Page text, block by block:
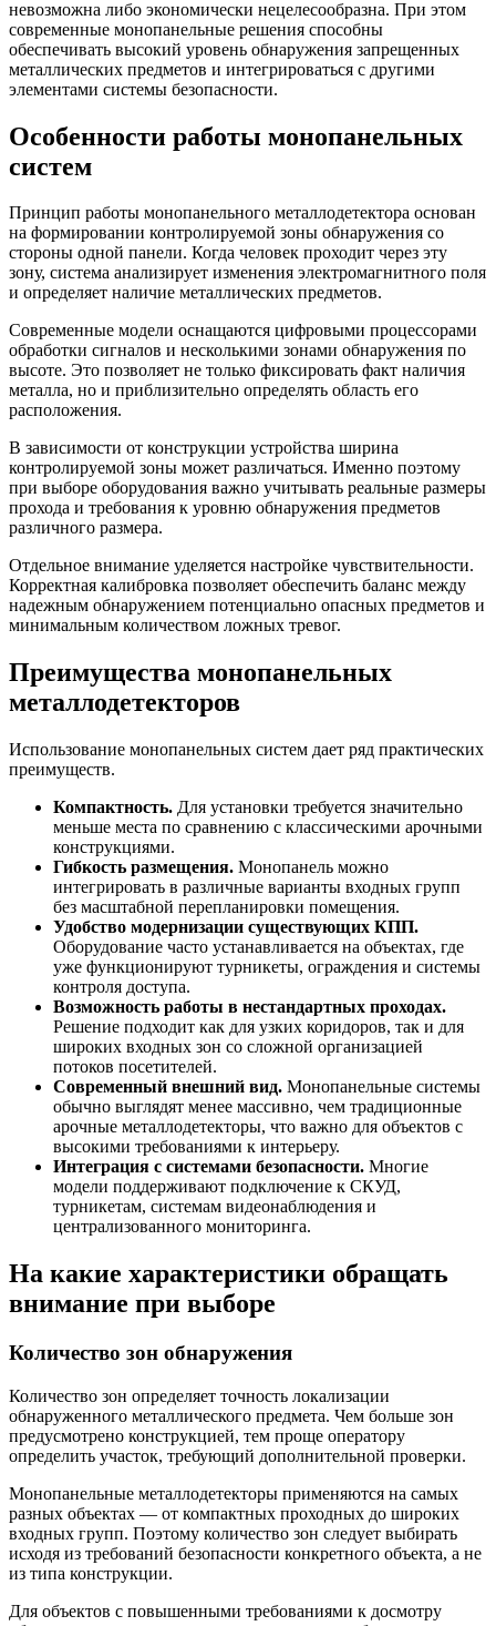
невозможна либо экономически нецелесообразна. При этом
современные монопанельные решения способны
обеспечивать высокий уровень обнаружения запрещенных
металлических предметов и интегрироваться с другими
элементами системы безопасности.
Особенности работы монопанельных
систем
Принцип работы монопанельного металлодетектора основан
на формировании контролируемой зоны обнаружения со
стороны одной панели. Когда человек проходит через эту
зону, система анализирует изменения электромагнитного поля
и определяет наличие металлических предметов.
Современные модели оснащаются цифровыми процессорами
обработки сигналов и несколькими зонами обнаружения по
высоте. Это позволяет не только фиксировать факт наличия
металла, но и приблизительно определять область его
расположения.
В зависимости от конструкции устройства ширина
контролируемой зоны может различаться. Именно поэтому
при выборе оборудования важно учитывать реальные размеры
прохода и требования к уровню обнаружения предметов
различного размера.
Отдельное внимание уделяется настройке чувствительности.
Корректная калибровка позволяет обеспечить баланс между
надежным обнаружением потенциально опасных предметов и
минимальным количеством ложных тревог.
Преимущества монопанельных
металлодетекторов
Использование монопанельных систем дает ряд практических
преимуществ.
Компактность. Для установки требуется значительно
меньше места по сравнению с классическими арочными
конструкциями.
Гибкость размещения. Монопанель можно
интегрировать в различные варианты входных групп
без масштабной перепланировки помещения.
Удобство модернизации существующих КПП.
Оборудование часто устанавливается на объектах, где
уже функционируют турникеты, ограждения и системы
контроля доступа.
Возможность работы в нестандартных проходах.
Решение подходит как для узких коридоров, так и для
широких входных зон со сложной организацией
потоков посетителей.
Современный внешний вид. Монопанельные системы
обычно выглядят менее массивно, чем традиционные
арочные металлодетекторы, что важно для объектов с
высокими требованиями к интерьеру.
Интеграция с системами безопасности. Многие
модели поддерживают подключение к СКУД,
турникетам, системам видеонаблюдения и
централизованного мониторинга.
На какие характеристики обращать
внимание при выборе
Количество зон обнаружения
Количество зон определяет точность локализации
обнаруженного металлического предмета. Чем больше зон
предусмотрено конструкцией, тем проще оператору
определить участок, требующий дополнительной проверки.
Монопанельные металлодетекторы применяются на самых
разных объектах — от компактных проходных до широких
входных групп. Поэтому количество зон следует выбирать
исходя из требований безопасности конкретного объекта, а не
из типа конструкции.
Для объектов с повышенными требованиями к досмотру